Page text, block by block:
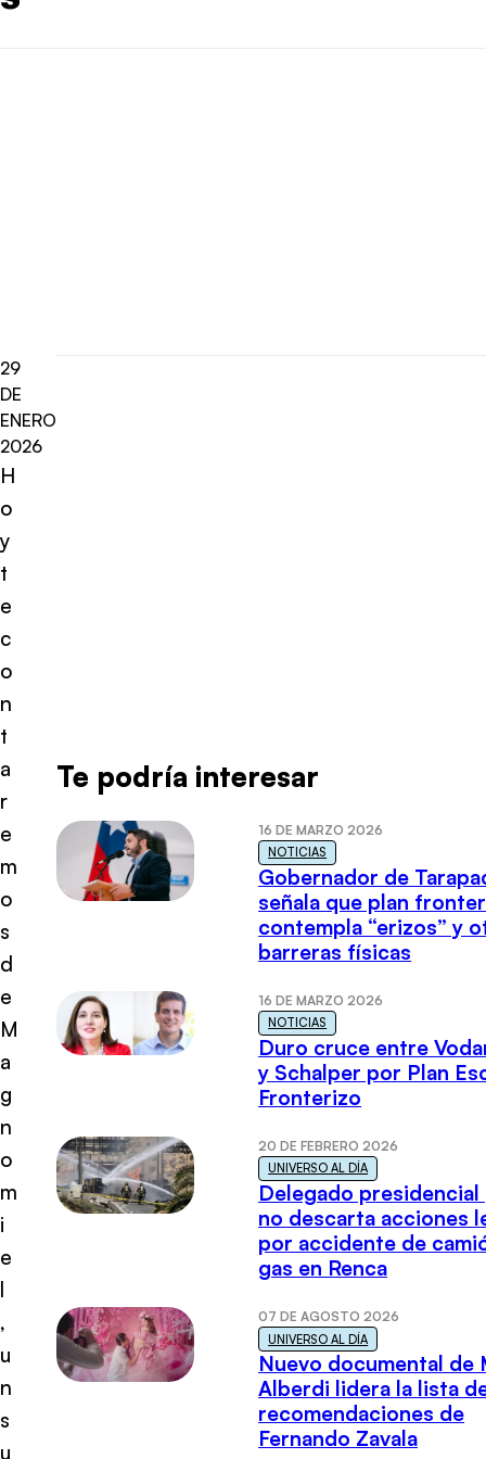
29
DE
ENERO
2026
H
o
y
t
e
c
o
n
t
a
r
e
m
o
s
d
e
M
a
g
n
o
m
i
e
l
,
u
n
s
u
Te podría interesar
16 DE MARZO 2026
NOTICIAS
Gobernador de
señala que plan
contempla “erizos” y
barreras físicas
16 DE MARZO 2026
NOTICIAS
Duro cruce entre
y Schalper por Plan
Fronterizo
20 DE FEBRERO 2026
UNIVERSO AL DÍA
Delegado presidencial
no descarta acciones
por accidente de
gas en Renca
07 DE AGOSTO 2026
UNIVERSO AL DÍA
Nuevo documental de
Alberdi lidera la lista
recomendaciones de
Fernando Zavala